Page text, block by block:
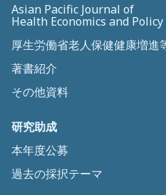
Asian Pacific Journal of
Health Economics and Policy
厚生労働省老人保健健康増進
著書紹介
その他資料
研究助成
本年度公募
過去の採択テーマ